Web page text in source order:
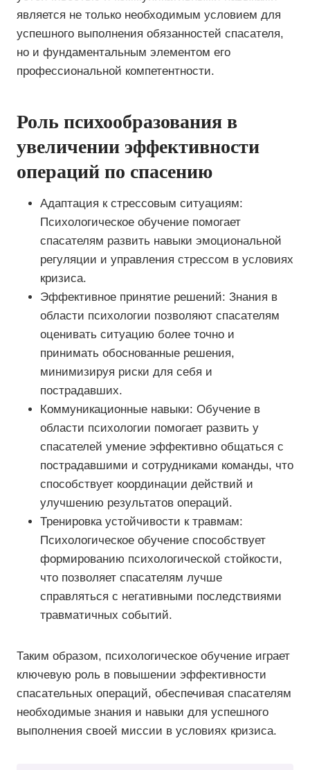
является не только необходимым условием для
успешного выполнения обязанностей спасателя,
но и фундаментальным элементом его
профессиональной компетентности.
Роль психообразования в
увеличении эффективности
операций по спасению
Адаптация к стрессовым ситуациям:
Психологическое обучение помогает
спасателям развить навыки эмоциональной
регуляции и управления стрессом в условиях
кризиса.
Эффективное принятие решений: Знания в
области психологии позволяют спасателям
оценивать ситуацию более точно и
принимать обоснованные решения,
минимизируя риски для себя и
пострадавших.
Коммуникационные навыки: Обучение в
области психологии помогает развить у
спасателей умение эффективно общаться с
пострадавшими и сотрудниками команды, что
способствует координации действий и
улучшению результатов операций.
Тренировка устойчивости к травмам:
Психологическое обучение способствует
формированию психологической стойкости,
что позволяет спасателям лучше
справляться с негативными последствиями
травматичных событий.
Таким образом, психологическое обучение играет
ключевую роль в повышении эффективности
спасательных операций, обеспечивая спасателям
необходимые знания и навыки для успешного
выполнения своей миссии в условиях кризиса.